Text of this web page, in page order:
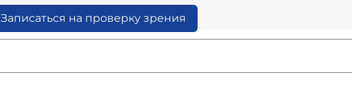
Записаться на проверку зрения